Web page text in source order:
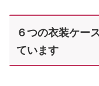
６つの衣装ケー
ています